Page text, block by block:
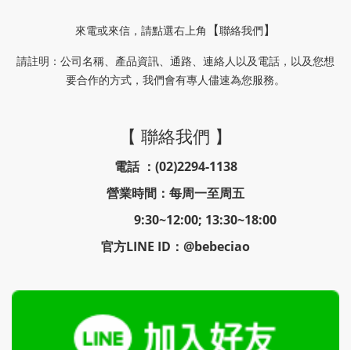
來電或來信 ，請點選右上角 【聯絡我們 】
請註明 ： 公司名稱、產品資訊、通路、連絡人以及電話，以及您想
要合作的方式，我們會有專人儘速為您服務。
【 聯絡我們 】
電話 ：(02)2294-1138
營業時間：每周一至周五
9:30~12:00; 13:30~18:00
官方LINE ID：@bebeciao